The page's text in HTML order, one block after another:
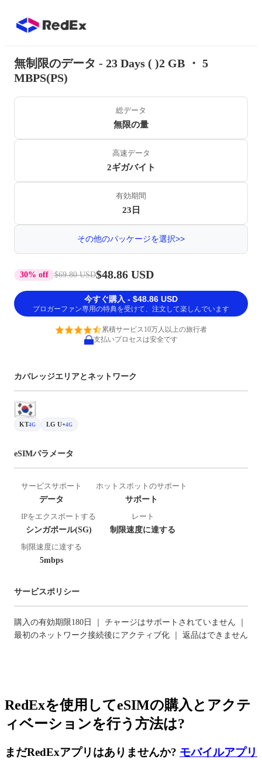
無制限のデータ - 23 Days ( )2 GB ・ 5
MBPS(PS)
総データ
無限の量
高速データ
2ギガバイト
有効期間
23日
その他のパッケージを選択>>
30% off $69.80 USD$48.86 USD
今すぐ購入 - $48.86 USD
ブロガーファン専用の特典を受けて、注文して楽しんでいます
累積サービス10万人以上の旅行者
支払いプロセスは安全です
カバレッジエリアとネットワーク
KT4G LG U+4G
eSIMパラメータ
サービスサポート
データ
ホットスポットのサポート
サポート
IPをエクスポートする
シンガポール(SG)
レート
制限速度に達する
制限速度に達する
5mbps
サービスポリシー
購入の有効期限180日 ｜ チャージはサポートされていません ｜
最初のネットワーク接続後にアクティブ化 ｜ 返品はできません
RedExを使用してeSIMの購入とアクテ
ィベーションを行う方法は?
まだRedExアプリはありませんか? モバイルアプリ